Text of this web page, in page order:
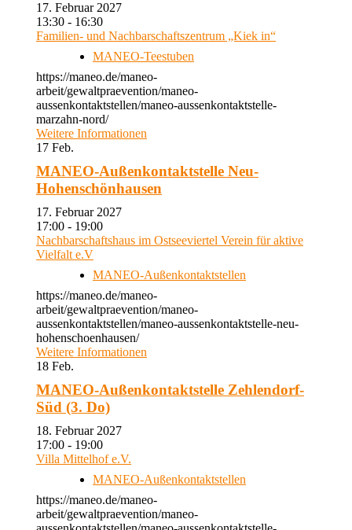
17. Februar 2027
13:30 - 16:30
Familien- und Nachbarschaftszentrum „Kiek in“
MANEO-Teestuben
https://maneo.de/maneo-
arbeit/gewaltpraevention/maneo-
aussenkontaktstellen/maneo-aussenkontaktstelle-
marzahn-nord/
Weitere Informationen
17 Feb.
MANEO-Außenkontaktstelle Neu-
Hohenschönhausen
17. Februar 2027
17:00 - 19:00
Nachbarschaftshaus im Ostseeviertel Verein für aktive
Vielfalt e.V
MANEO-Außenkontaktstellen
https://maneo.de/maneo-
arbeit/gewaltpraevention/maneo-
aussenkontaktstellen/maneo-aussenkontaktstelle-neu-
hohenschoenhausen/
Weitere Informationen
18 Feb.
MANEO-Außenkontaktstelle Zehlendorf-
Süd (3. Do)
18. Februar 2027
17:00 - 19:00
Villa Mittelhof e.V.
MANEO-Außenkontaktstellen
https://maneo.de/maneo-
arbeit/gewaltpraevention/maneo-